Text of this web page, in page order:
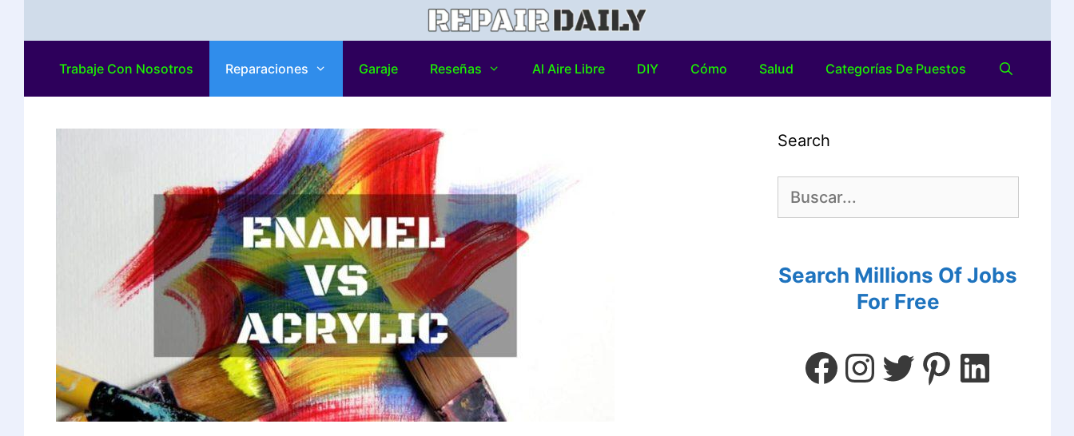
Trabaje Con Nosotros Reparaciones Garaje Reseñas Al Aire Libre DIY Cómo Salud Categorías De Puestos
Search
Search Millions Of Jobs
For Free